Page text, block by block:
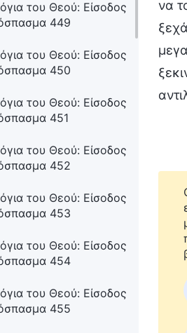
του Θεού: Είσοδος
449
του Θεού: Είσοδος
450
του Θεού: Είσοδος
451
του Θεού: Είσοδος
452
του Θεού: Είσοδος
453
του Θεού: Είσοδος
454
του Θεού: Είσοδος
455
να